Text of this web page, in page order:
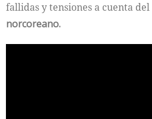
fallidas y tensiones a cuenta del
norcoreano.